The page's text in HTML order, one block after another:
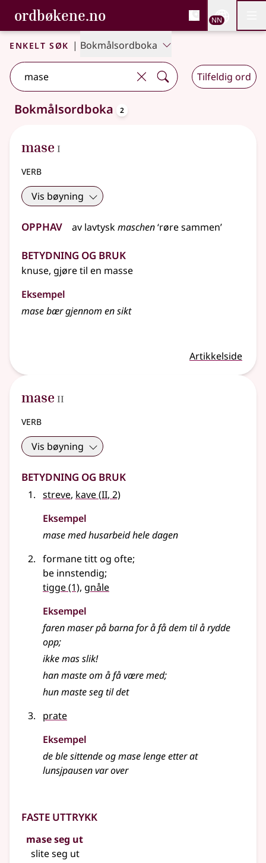
Gå til hovudinnhald
Tilgjenge
ordbøkene.no, Bokmålsordboka og
Bokmålsordboka og Nynorskordboka
NN
Enkelt søk | Bokmålsordboka
Tilfeldig ord
2 treff.Ytterlegare søkjeforslag tilgjengelege
Bokmålsordboka 2
mase 1
I
verb
Vis bøyning
Opphav av lavtyskmaschen‘røre sammen’
Betydning og bruk
knuse, gjøre til en masse
Eksempel
masebær gjennom en sikt
Artikkelside
mase 2
II
verb
Vis bøyning
Betydning og bruk
streve, kave(2
II, 2)
Eksempel
masemed husarbeid hele dagen
formane titt og ofte;
be innstendig;
tigge(1), gnåle
Eksempel
faren maser på barna for å få dem til å rydde
opp;
ikke mas slik!
han maste om å få være med;
hun maste seg til det
prate
Eksempel
de ble sittende og mase lenge etter at
lunsjpausen var over
Faste uttrykk
mase seg ut
slite seg ut